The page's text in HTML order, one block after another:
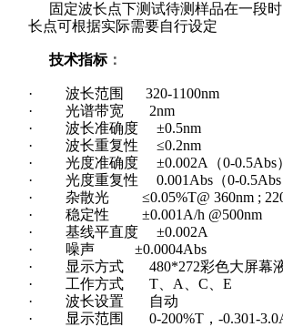
固定波长点下测试待测样品在一段
长点可根据实际需要自行设定
技术指标：
· 波长范围 320-1100nm
·
光谱带宽2nm
·
波长准确度 ±0.5nm
·
波长重复性 ≤0.2nm
·
光度准确度 ±0.002A （0-0.5Abs
·
光度重复性 0.001Abs（0-0.5Abs
·
杂散光 ≤0.05%T@ 360nm;
·
稳定性 ±0.001 A/h @500nm
·
基线平直度 ±0.002A
·
噪声 ±0.0004Abs
·
显示方式 480*272彩色大屏幕
·
工作方式 T、A、C、E
·
波长设置 自动
·
显示范围 0-200%T，-0.301-